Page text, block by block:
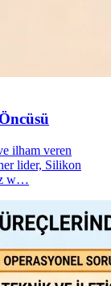
ilham veren
lider, Silikon
w…